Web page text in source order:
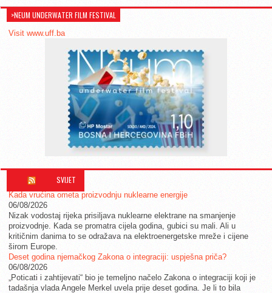
>NEUM UNDERWATER FILM FESTIVAL
Visit www.uff.ba
SVIJET
Kada vrućina ometa proizvodnju nuklearne energije
06/08/2026
Nizak vodostaj rijeka prisiljava nuklearne elektrane na smanjenje
proizvodnje. Kada se promatra cijela godina, gubici su mali. Ali u
kritičnim danima to se odražava na elektroenergetske mreže i cijene
širom Europe.
Deset godina njemačkog Zakona o integraciji: uspješna priča?
06/08/2026
„Poticati i zahtijevati“ bio je temeljno načelo Zakona o integraciji koji je
tadašnja vlada Angele Merkel uvela prije deset godina. Je li to bila